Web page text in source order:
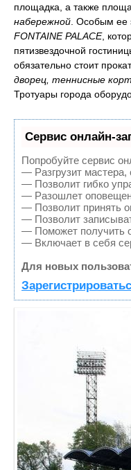
площадка, а также
набережной . Особым ее
FONTAINE PALACE,
пятизвездочной
обязательно стоит
дворец, теннисные
Тротуары города
Сервис онлайн-
Попробуйте сервис
— Разгрузит
— Позволит гибко
— Разошлет
— Позволит принять
— Позволит
— Поможет получить
— Включает в себя
Для новых